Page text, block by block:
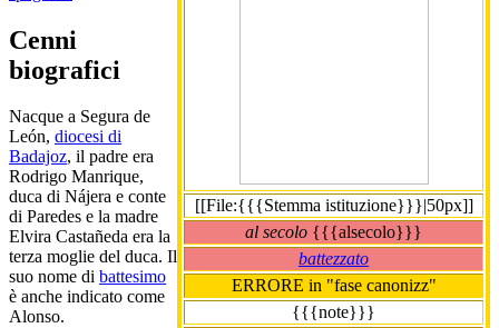
[[File:{{{Stemma istituzione}}}|50px]]
al secolo {{{alsecolo}}}
battezzato
ERRORE in "fase canonizz"
{{{note}}}
Cenni
biografici
Nacque a Segura de
León, diocesi di
Badajoz, il padre era
Rodrigo Manrique,
duca di Nájera e conte
di Paredes e la madre
Elvira Castañeda era la
terza moglie del duca. Il
suo nome di battesimo
è anche indicato come
Alonso.